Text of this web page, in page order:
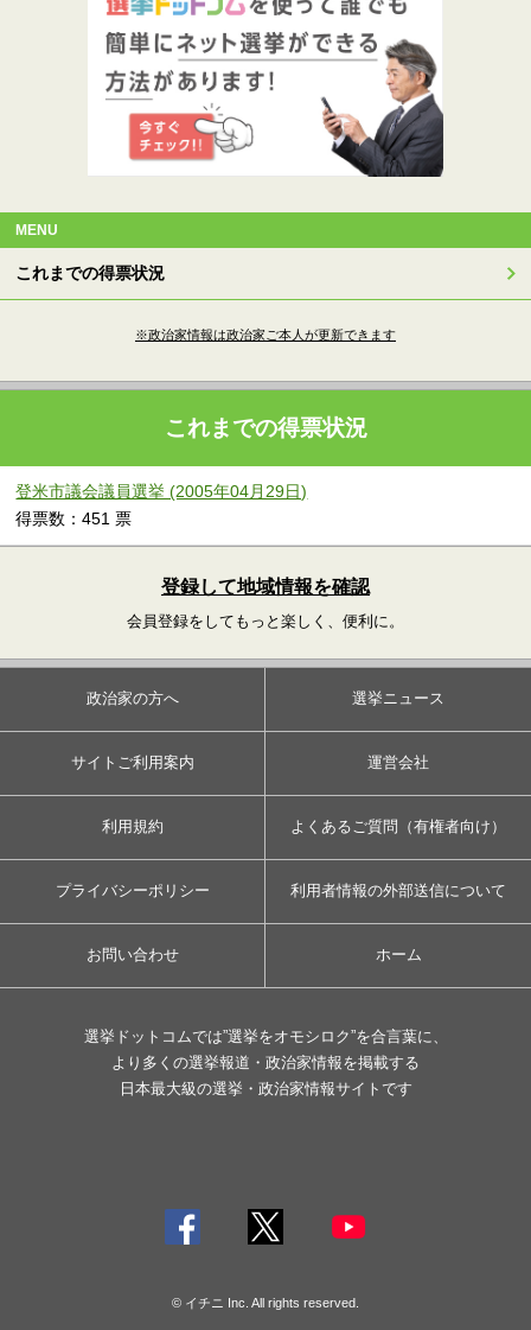
MENU
これまでの得票状況
※政治家情報は政治家ご本人が更新できます
これまでの得票状況
登米市議会議員選挙 (2005年04月29日)
得票数：451 票
登録して地域情報を確認
会員登録をしてもっと楽しく、便利に。
政治家の方へ 選挙ニュース
サイトご利用案内 運営会社
利用規約 よくあるご質問（有権者向け）
プライバシーポリシー 利用者情報の外部送信について
お問い合わせ ホーム
選挙ドットコムでは”選挙をオモシロク”を合言葉に、
より多くの選挙報道・政治家情報を掲載する
日本最大級の選挙・政治家情報サイトです
© イチニ Inc. All rights reserved.